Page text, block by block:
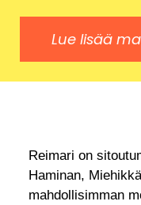
Lue lisää
Reimari on
Haminan,
mahdollisimman